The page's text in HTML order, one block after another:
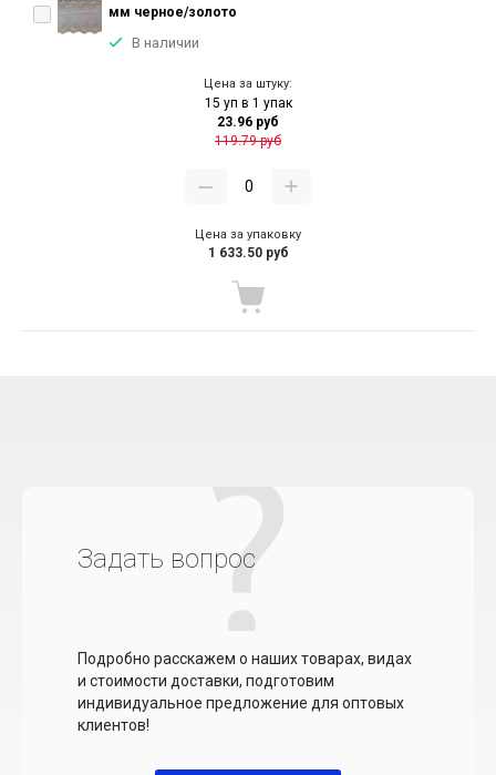
мм черное/золото
В наличии
Цена за штуку:
15 уп в 1 упак
23.96 руб
119.79 руб
Цена за упаковку
1 633.50 руб
Задать вопрос
Подробно расскажем о наших товарах, видах
и стоимости доставки, подготовим
индивидуальное предложение для оптовых
клиентов!